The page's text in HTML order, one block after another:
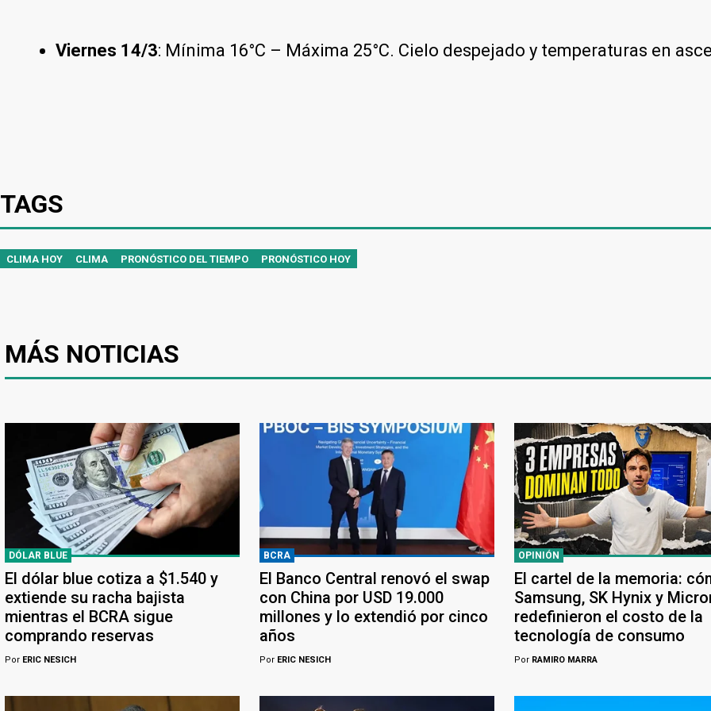
Viernes 14/3: Mínima 16°C – Máxima 25°C. Cielo despejado y temperaturas en
TAGS
CLIMA HOY CLIMA PRONÓSTICO DEL TIEMPO PRONÓSTICO HOY
MÁS NOTICIAS
DÓLAR BLUE
El dólar blue cotiza a $1.540 y
extiende su racha bajista
mientras el BCRA sigue
comprando reservas
Por ERIC NESICH
BCRA
El Banco Central renovó el swap
con China por USD 19.000
millones y lo extendió por cinco
años
PorERIC NESICH
OPINIÓN
El cartel de la memoria:
Samsung, SK Hynix y
redefinieron el costo de la
tecnología de consumo
PorRAMIRO MARRA